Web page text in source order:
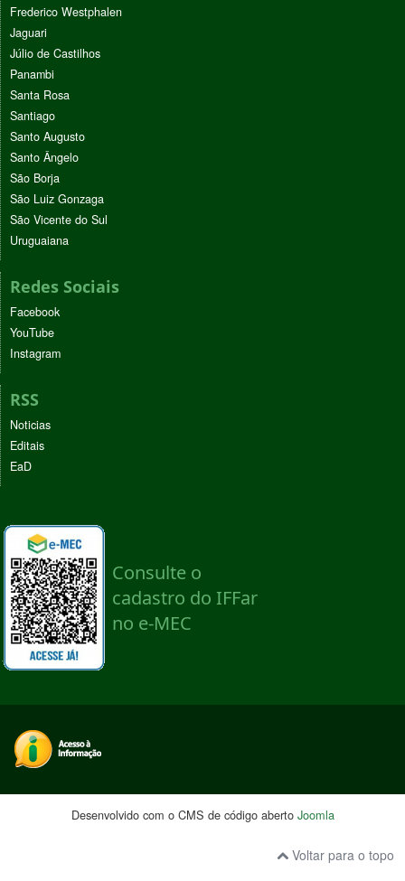
Frederico Westphalen
Jaguari
Júlio de Castilhos
Panambi
Santa Rosa
Santiago
Santo Augusto
Santo Ângelo
São Borja
São Luiz Gonzaga
São Vicente do Sul
Uruguaiana
Redes Sociais
Facebook
YouTube
Instagram
RSS
Noticias
Editais
EaD
Desenvolvido com o CMS de código aberto Joomla
Voltar para o topo